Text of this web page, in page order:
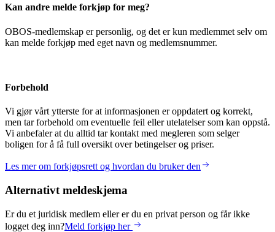
Kan andre melde forkjøp for meg?
OBOS-medlemskap er personlig, og det er kun medlemmet selv om
kan melde forkjøp med eget navn og medlemsnummer.
Forbehold
Vi gjør vårt ytterste for at informasjonen er oppdatert og korrekt,
men tar forbehold om eventuelle feil eller utelatelser som kan oppstå.
Vi anbefaler at du alltid tar kontakt med megleren som selger
boligen for å få full oversikt over betingelser og priser.
Les mer om forkjøpsrett og hvordan du bruker den
Alternativt meldeskjema
Er du et juridisk medlem eller er du en privat person og får ikke
logget deg inn?Meld forkjøp her